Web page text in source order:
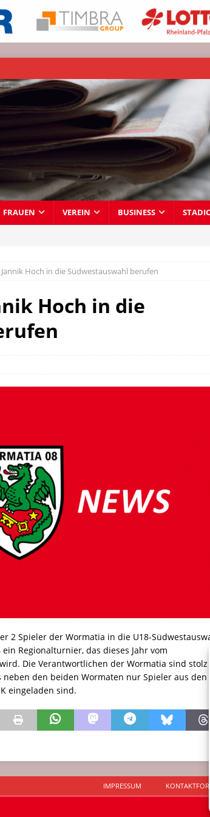
FRAUEN VEREIN BUSINESS
Hoch in die Südwestauswahl berufen
Hoch in die
2 Spieler der Wormatia in die U18-
Regionalturnier, das dieses Jahr vom
Die Verantwortlichen der Wormatia sind stolz
den beiden Wormaten nur Spieler aus den
eingeladen sind.
IMPRESSUM